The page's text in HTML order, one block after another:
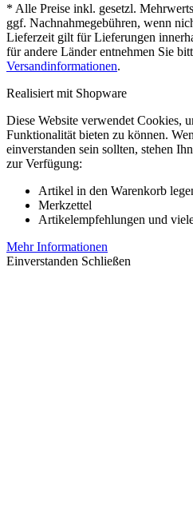
* Alle Preise inkl. gesetzl.
ggf. Nachnahmegebühren, wenn
Lieferzeit gilt für Lieferungen
für andere Länder entnehmen Sie
Versandinformationen.
Realisiert mit Shopware
Diese Website verwendet Cookies,
Funktionalität bieten zu können.
einverstanden sein sollten, stehen
zur Verfügung:
Artikel in den Warenkorb
Merkzettel
Artikelempfehlungen und
Mehr Informationen
Einverstanden Schließen